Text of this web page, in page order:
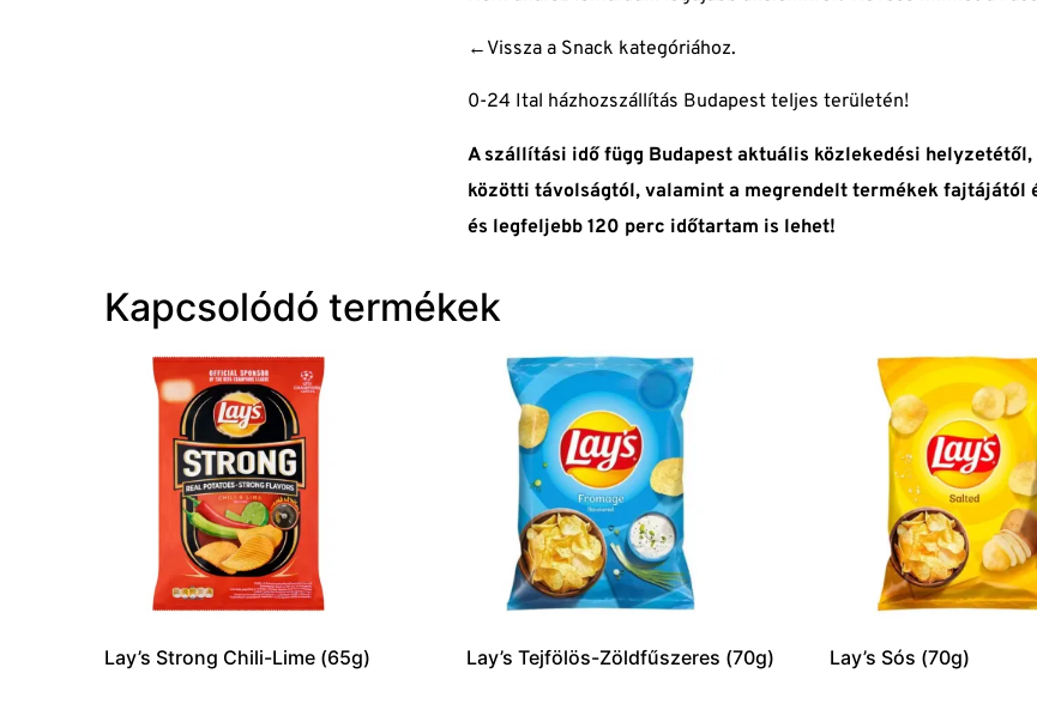
←Visszaa Snack kategóriához.
0-24 Ital házhozszállítás Budapest teljes területén!
A szállítási idő függ Budapest aktuális közlekedési
közötti távolságtól, valamint a megrendelt termékek fajtájától
és legfeljebb 120 perc időtartam is lehet!
Kapcsolódó termékek
Lay’s Strong Chili-Lime (65g) Lay’s Tejfölös-Zöldfűszeres (70g) Lay’s Sós (70g)